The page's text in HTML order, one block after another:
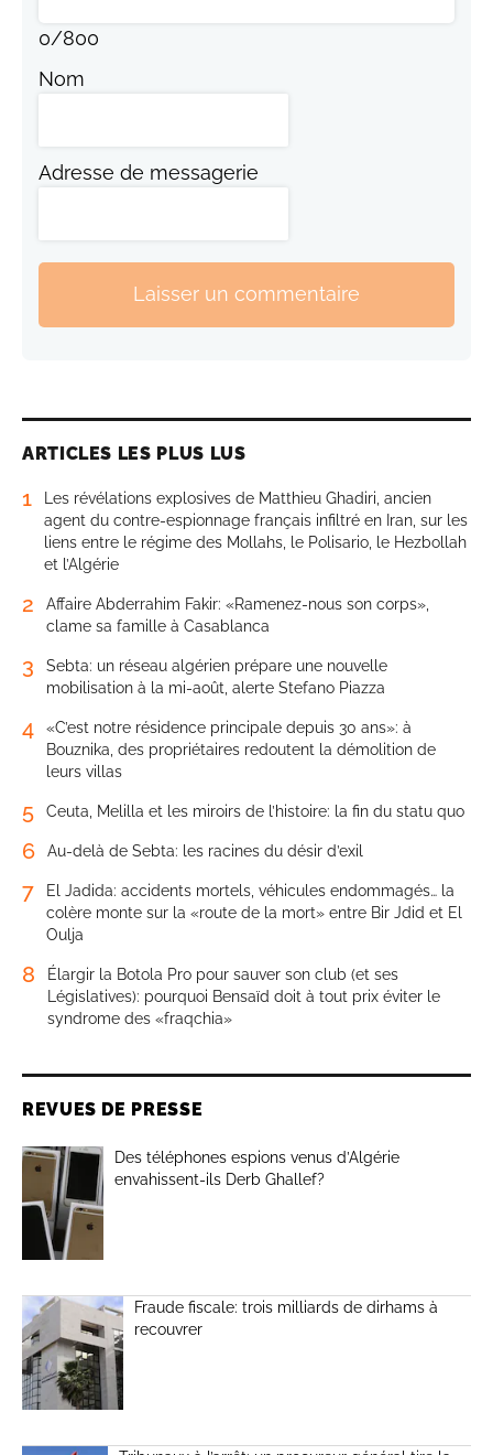
0/800
Nom
Adresse de messagerie
Laisser un commentaire
ARTICLES LES PLUS LUS
1
Les révélations explosives de Matthieu Ghadiri, ancien
agent du contre-espionnage français infiltré en Iran, sur les
liens entre le régime des Mollahs, le Polisario, le Hezbollah
et l’Algérie
2
Affaire Abderrahim Fakir: «Ramenez-nous son corps»,
clame sa famille à Casablanca
3
Sebta: un réseau algérien prépare une nouvelle
mobilisation à la mi-août, alerte Stefano Piazza
4
«C’est notre résidence principale depuis 30 ans»: à
Bouznika, des propriétaires redoutent la démolition de
leurs villas
5 Ceuta, Melilla et les miroirs de l’histoire: la fin du statu quo
6 Au-delà de Sebta: les racines du désir d’exil
7
El Jadida: accidents mortels, véhicules endommagés… la
colère monte sur la «route de la mort» entre Bir Jdid et El
Oulja
8
Élargir la Botola Pro pour sauver son club (et ses
Législatives): pourquoi Bensaïd doit à tout prix éviter le
syndrome des «fraqchia»
REVUES DE PRESSE
Des téléphones espions venus d’Algérie
envahissent-ils Derb Ghallef?
Fraude fiscale: trois milliards de dirhams à
recouvrer